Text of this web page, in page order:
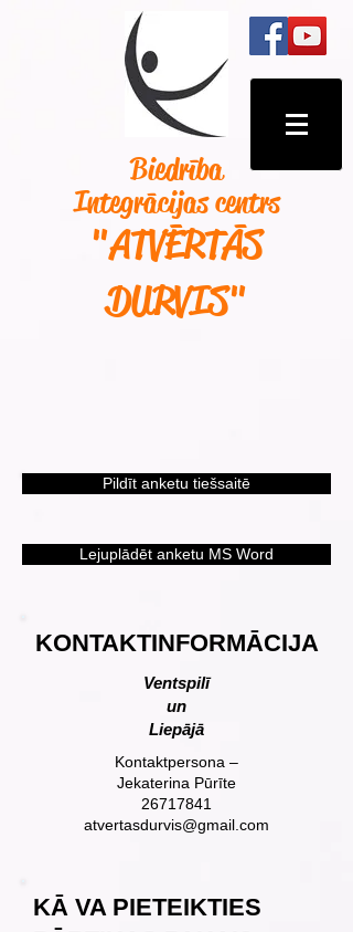
Biedrība
Integrācijas centrs
"ATVĒRTĀS
DURVIS"
Pildīt anketu tiešsaitē
Lejuplādēt anketu MS Word
KONTAKTINFORMĀCIJA
Ventspilī
un
Liepājā
Kontaktpersona –
Jekaterina Pūrīte
26717841
atvertasdurvis@gmail.com
KĀ VA PIETEIKTIES